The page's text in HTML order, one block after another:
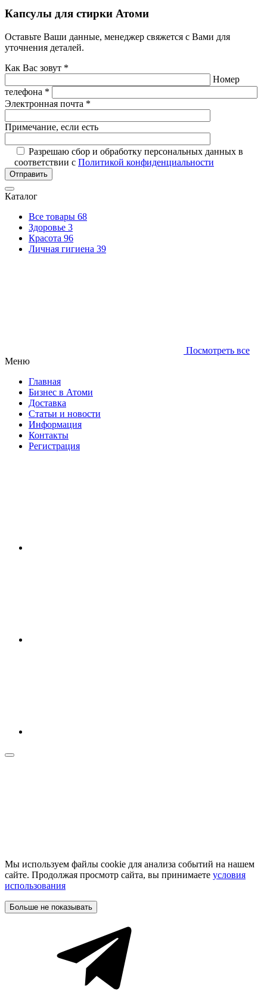
Капсулы для стирки Атоми
Оставьте Ваши данные, менеджер свяжется с Вами для
уточнения деталей.
Как Вас зовут *
Номер
телефона *
Электронная почта *
Примечание, если есть
Разрешаю сбор и обработку персональных данных в
соответствии с Политикой конфиденциальности
Отправить
Каталог
Все товары 68
Здоровье 3
Красота 96
Личная гигиена 39
Посмотреть все
Меню
Главная
Бизнес в Атоми
Доставка
Статьи и новости
Информация
Контакты
Регистрация
Мы используем файлы cookie для анализа событий на нашем
сайте. Продолжая просмотр сайта, вы принимаете условия
использования
Больше не показывать